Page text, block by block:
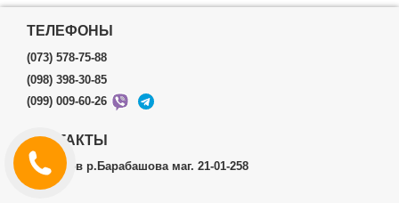
ТЕЛЕФОНЫ
(073) 578-75-88
(098) 398-30-85
(099) 009-60-26
КОНТАКТЫ
г.Харьков р.Барабашова маг. 21-01-258